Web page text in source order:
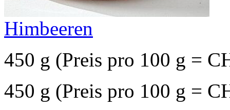
Himbeeren
450 g (Preis pro 100 g =
450 g (Preis pro 100 g =